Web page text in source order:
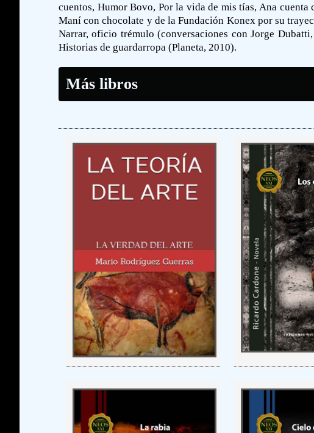
cuentos, Humor Bovo, Por la vida de mis tías, Ana
Maní con chocolate y de la Fundación Konex por su
Narrar, oficio trémulo (conversaciones con Jorge
Historias de guardarropa (Planeta, 2010).
Más libros